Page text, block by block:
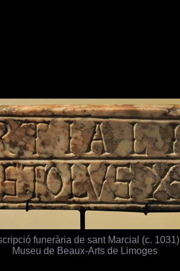
funerària de sant Marcial (c. 1031)
Museu de Beaux-Arts de Limoges